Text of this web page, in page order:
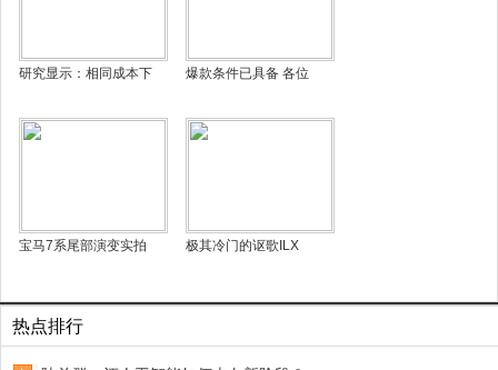
研究显示：相同成本下 爆款条件已具备 各位
宝马7系尾部演变实拍 极其冷门的讴歌ILX
热点排行